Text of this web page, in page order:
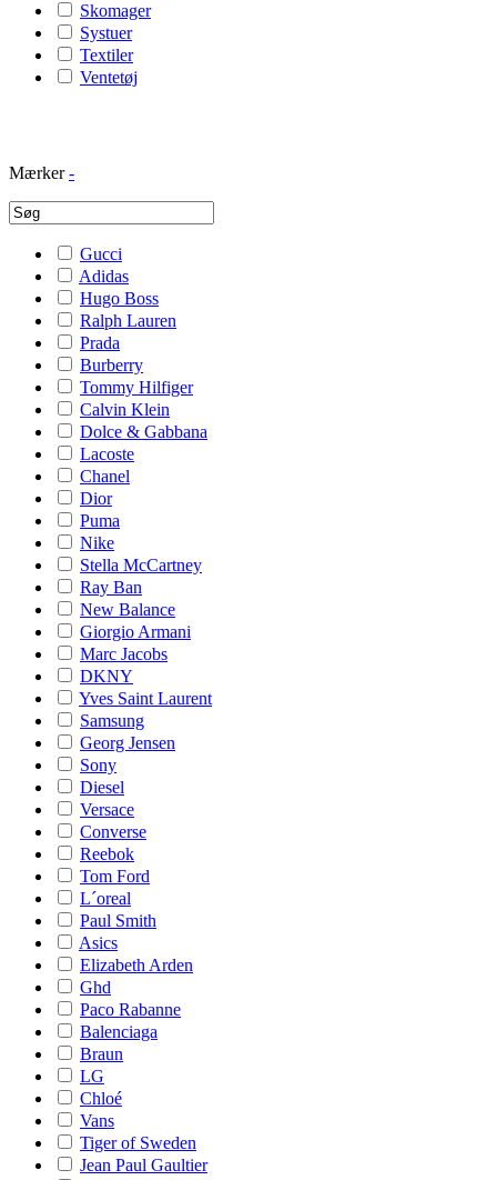
Skomager
Systuer
Textiler
Ventetøj
Mærker -
Gucci
Adidas
Hugo Boss
Ralph Lauren
Prada
Burberry
Tommy Hilfiger
Calvin Klein
Dolce & Gabbana
Lacoste
Chanel
Dior
Puma
Nike
Stella McCartney
Ray Ban
New Balance
Giorgio Armani
Marc Jacobs
DKNY
Yves Saint Laurent
Samsung
Georg Jensen
Sony
Diesel
Versace
Converse
Reebok
Tom Ford
L´oreal
Paul Smith
Asics
Elizabeth Arden
Ghd
Paco Rabanne
Balenciaga
Braun
LG
Chloé
Vans
Tiger of Sweden
Jean Paul Gaultier